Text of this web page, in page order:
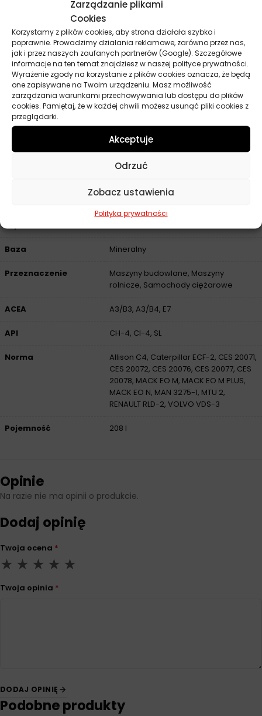
Zarządzanie plikami
Cookies
Korzystamy z plików cookies, aby strona działała szybko i
poprawnie. Prowadzimy działania reklamowe, zarówno przez nas,
jak i przez naszych zaufanych partnerów (Google). Szczegółowe
informacje na ten temat znajdziesz w naszej polityce prywatności.
Wyrażenie zgody na korzystanie z plików cookies oznacza, że będą
one zapisywane na Twoim urządzeniu. Masz możliwość
zarządzania warunkami przechowywania lub dostępu do plików
cookies. Pamiętaj, że w każdej chwili możesz usunąć pliki cookies z
przeglądarki.
Akceptuje
Odrzuć
Zobacz ustawienia
Polityka prywatności
Wskaźnik lepkości: 134 (ASTM D2270)
Temperatura płynięcia: -43°C (ASTM D5950)
Temperatura zapłonu: 240°C (ASTM D92)
Całkowita liczba zasadowa (TBN): 10,5 mg KOH/g (ASTM
D2896)
Popiół siarczanowy: 1,5% masy (ASTM D874)
Okres przechowywania: 60 miesięcy od daty napełnienia
przy prawidłowych warunkach magazynowania​.
Parametry techniczne
Baza Mineralny
Przeznaczenie
Maszyny budowlane, Maszyny
rolnicze, Samochody ciężarowe
ACEA A3/B3, A3/B4, E7
API CH-4, CI-4, SL
Norma
Allison C4, Caterpillar ECF-2, CES 20071,
CES 20072, CES 20076, CES 20077, CES
20078, MACK EO M, MACK EO M PLUS,
MACK EO N, MAN 3275-1, MTU 2,
RENAULT RLD-2, VOLVO VDS-3
Pojemność 208 l
Opinie
Na razie nie ma opinii o produkcie.
Dodaj opinię
Twoja ocena *
Twoja opinia *
DODAJ OPINIĘ
Podobne produkty